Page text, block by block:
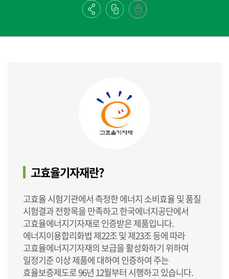
고효율기자재란?
고효율 시험기관에서 측정한 에너지 소비효율 및 품질
시험결과 전항목을 만족하고 한국에너지공단에서
고효율에너지기자재로 인증받은 제품입니다.
에너지이용합리화법 제22조 및 제23조 등에 따라
고효율에너지기자재의 보급을 활성화하기 위하여
일정기준 이상 제품에 대하여 인증하여 주는
효율보증제도로 96년 12월부터 시행하고 있습니다.